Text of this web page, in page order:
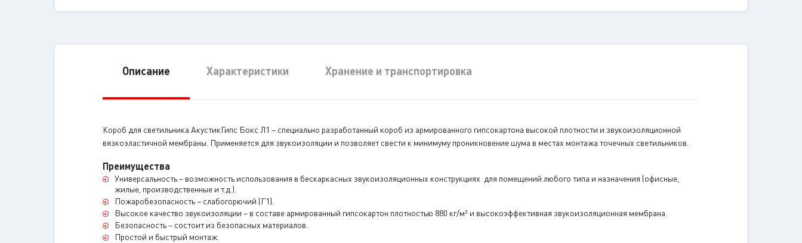
Описание Характеристики Хранение и транспортировка
Короб для светильника АкустикГипс Бокс Л1 – специально разработанный короб из армированного гипсокартона высокой плотности и звукоизоляционной
вязкоэластичной мембраны. Применяется для звукоизоляции и позволяет свести к минимуму проникновение шума в местах монтажа точечных светильников.
Преимущества
Универсальность – возможность использования в бескаркасных звукоизоляционных конструкциях для помещений любого типа и назначения (офисные,
жилые, производственные и т.д.).
Пожаробезопасность – слабогорючий (Г1).
Высокое качество звукоизоляции – в составе армированный гипсокартон плотностью 880 кг/м³ и высокоэффективная звукоизоляционная мембрана.
Безопасность – состоит из безопасных материалов.
Простой и быстрый монтаж.